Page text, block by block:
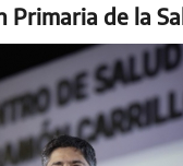
Primaria de la